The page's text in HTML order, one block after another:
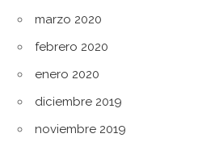
marzo 2020
febrero 2020
enero 2020
diciembre 2019
noviembre 2019